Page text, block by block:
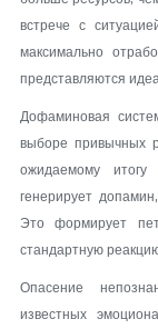
встрече с
максимально
представляются
Дофаминовая
выборе привычных
ожидаемому
генерирует
Это формирует
стандартную
Опасение
известных